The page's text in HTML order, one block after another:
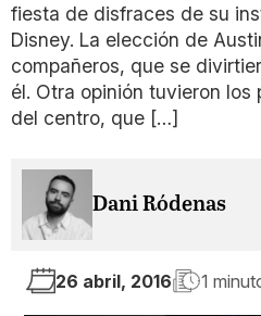
fiesta de disfraces de su
Disney. La elección de
compañeros, que se
él. Otra opinión tuvieron
del centro, que […]
Dani Ródenas
26 abril, 2016 1